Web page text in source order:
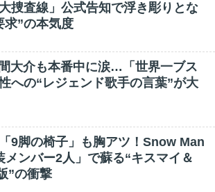
捜査線」公式告知で浮き彫りとな
求”の本気度
大介も本番中に涙…「世界一ブス
への“レジェンド歌手の言葉”が大
9脚の椅子」も胸アツ！Snow Man
メンバー2人」で蘇る“キスマイ＆
”の衝撃